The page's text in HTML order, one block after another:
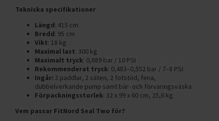
Tekniska specifikationer
Längd: 415 cm
Bredd: 95 cm
Vikt: 18 kg
Maximal last: 300 kg
Maximalt tryck: 0,689 bar / 10 PSI
Rekommenderat tryck: 0,483–0,552 bar / 7–8 PSI
Ingår: 2 paddlar, 2 säten, 2 fotstöd, fena,
dubbelverkande pump samt bär- och förvaringsväska
Förpackningsstorlek: 32 x 99 x 60 cm, 25,6 kg
Vem passar FitNord Seal Two för?